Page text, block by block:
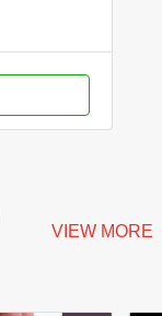
VIEW MORE